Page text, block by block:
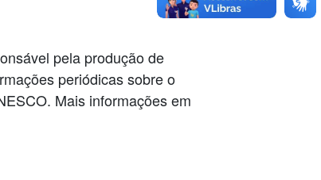
pela produção de
periódicas sobre o
Mais informações em